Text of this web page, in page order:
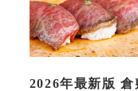
2026年最新版 倉